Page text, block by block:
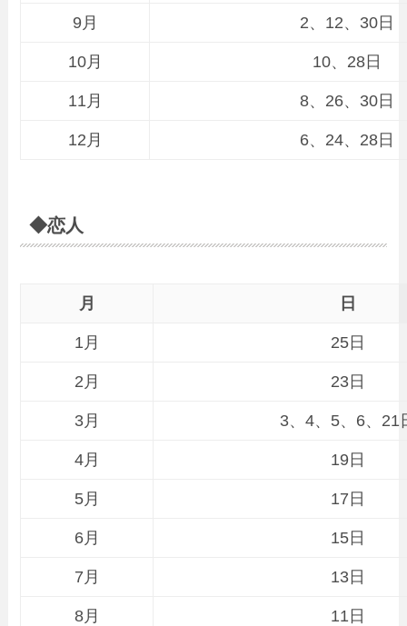
9月 2、12、30日
10月 10、28日
11月 8、26、30日
12月 6、24、28日
◆恋人
月 日
1月 25日
2月 23日
3月 3、4、5、6、21
4月 19日
5月 17日
6月 15日
7月 13日
8月 11日